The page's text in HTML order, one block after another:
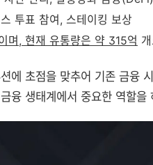
투표 참여, 스테이킹 보상
며, 현재 유통량은 약 315억
에 초점을 맞추어 기존 금융
융 생태계에서 중요한 역할을